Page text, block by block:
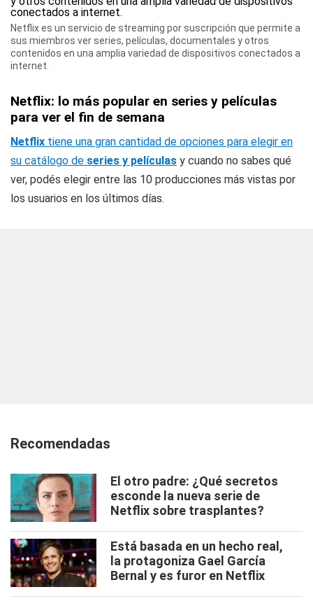
Netflix es un servicio de streaming por suscripción que permite a
sus miembros ver series, películas, documentales y otros
contenidos en una amplia variedad de dispositivos conectados a
internet.
Netflix: lo más popular en series y películas
para ver el fin de semana
Netflix tiene una gran cantidad de opciones para elegir en
su catálogo de series y películas y cuando no sabes qué
ver, podés elegir entre las 10 producciones más vistas por
los usuarios en los últimos días.
Recomendadas
El otro padre: ¿Qué secretos
esconde la nueva serie de
Netflix sobre trasplantes?
Está basada en un hecho real,
la protagoniza Gael García
Bernal y es furor en Netflix